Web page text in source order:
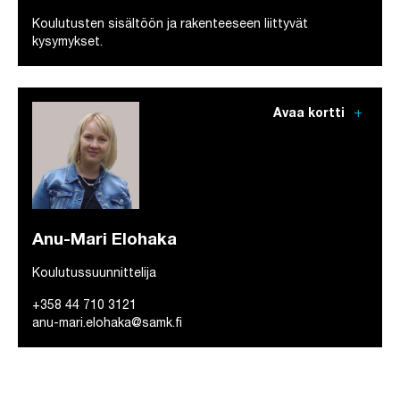
Koulutusten sisältöön ja rakenteeseen liittyvät
kysymykset.
Avaa kortti add
Anu-Mari Elohaka
Koulutussuunnittelija
+358 44 710 3121
anu-mari.elohaka@samk.fi